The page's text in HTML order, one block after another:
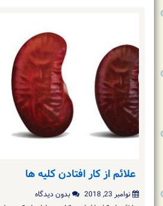
علائم از کار افتادن کلیه ها
نوامبر 23, 2018 بدون دیدگاه